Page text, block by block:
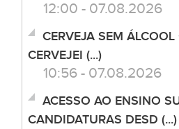
12:00 - 07.08.2026
CERVEJA SEM
CERVEJEI (...)
10:56 - 07.08.2026
ACESSO AO ENSINO
CANDIDATURAS DESD (...)